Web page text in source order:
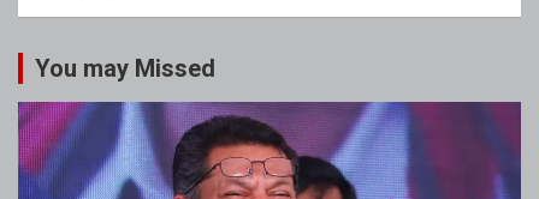
You may Missed